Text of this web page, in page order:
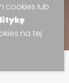
cookies lub
na tej